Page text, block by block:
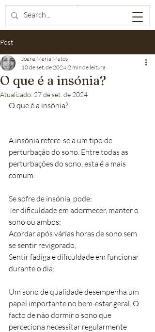
Post
O que é a insónia?
Joana Maria Matos
10 de set. de 2024 2 min de leitura
Atualizado: 27 de set. de 2024
O que é a insónia?
A insónia refere-se a um tipo de
perturbação do sono. Entre todas as
perturbações do sono, esta é a mais
comum.
Se sofre de insónia, pode:
Ter dificuldade em adormecer, manter o
sono ou ambos;
Acordar após várias horas de sono sem
se sentir revigorado;
Sentir fadiga e dificuldade em funcionar
durante o dia;
Um sono de qualidade desempenha um
papel importante no bem-estar geral. O
facto de não dormir o sono que
perceciona necessitar regularmente